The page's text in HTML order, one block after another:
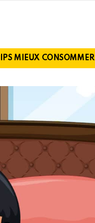
MIEUX CONSOMMER